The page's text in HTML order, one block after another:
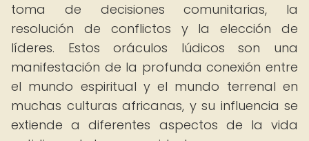
toma de decisiones comunitarias, la
resolución de conflictos y la elección de
líderes. Estos oráculos lúdicos son una
manifestación de la profunda conexión entre
el mundo espiritual y el mundo terrenal en
muchas culturas africanas, y su influencia se
extiende a diferentes aspectos de la vida